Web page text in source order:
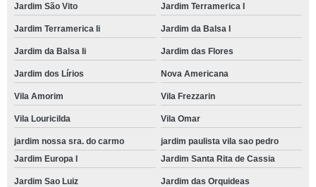
Jardim São Vito Jardim Terramerica I
Jardim Terramerica Ii Jardim da Balsa I
Jardim da Balsa Ii Jardim das Flores
Jardim dos Lírios Nova Americana
Vila Amorim Vila Frezzarin
Vila Louricilda Vila Omar
jardim nossa sra. do carmo
jardim paulista vila sao pedro
Jardim Europa I
Jardim Santa Rita de Cassia
Jardim Sao Luiz Jardim das Orquideas